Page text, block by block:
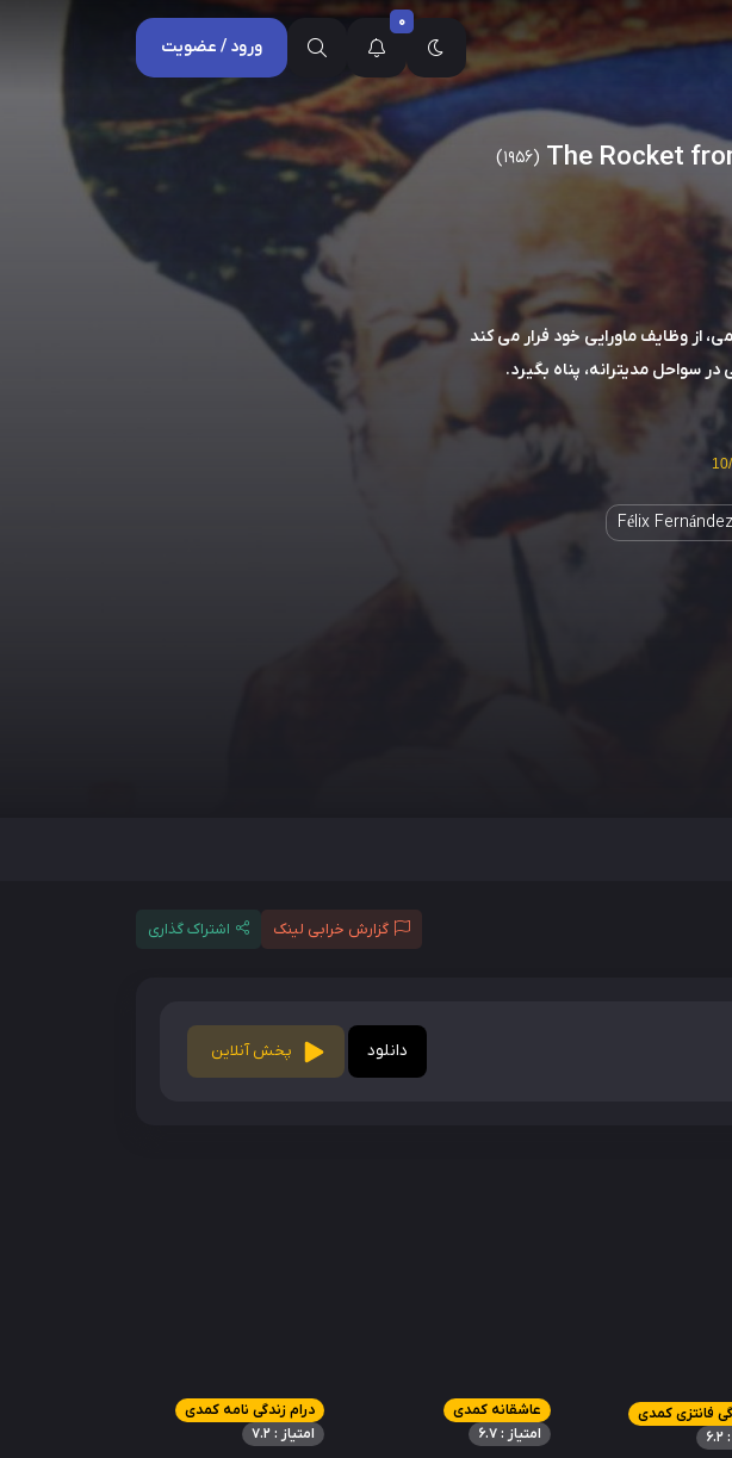
0
ورود / عضویت
(1956)
از وظایف ماورایی خود فرار می کند
سواحل مدیترانه، پناه بگیرد.
/10
Félix Fernández
گزارش خرابی لینک اشتراک گذاری
دانلود پخش آنلاین
فانتزی کمدی
عاشقانه کمدی
امتیاز : 6.7
درام زندگی نامه کمدی
امتیاز : 7.2